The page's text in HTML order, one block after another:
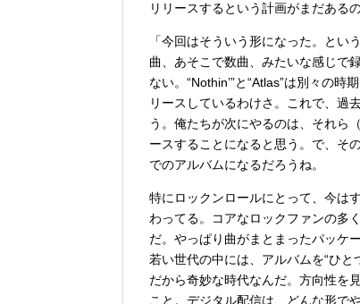
リリースするという計画がまだある
「今回はそういう形になった。と
曲、あそこで数曲、みたいな感じで
ない。“Nothin’”と“Atlas”は別々の
リースしているわけさ。これで、過
う。俺たちが次にやるのは、それら
ースすることになると思う。で、そ
でのアルバムになるだろうね。
特にロックンロールにとって、今は
わってる。コアなロックファンの多
だ。やっぱり曲がまとまったパッケ
若い世代の中には、アルバムを“ひと
だから奇妙な時代なんだ。方向性を
こと。デジタル配信は、どんな形で